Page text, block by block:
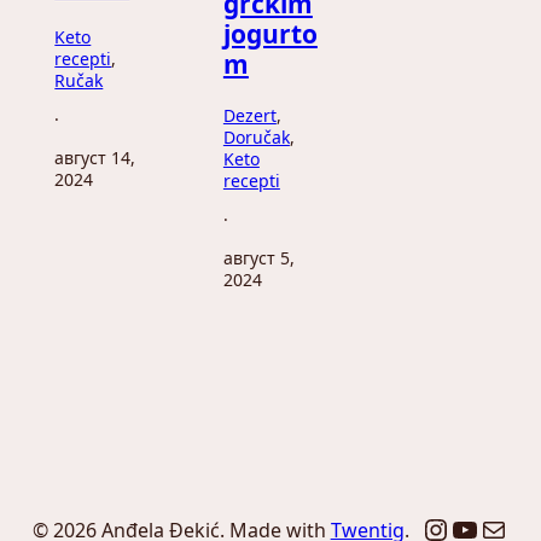
Keto
recepti
Ručak
·
август 14,
2024
jogurto
m
Dezert
Doručak
Keto
recepti
·
август 5,
2024
© 2026 Anđela Đekić. Made with Twentig. Mail